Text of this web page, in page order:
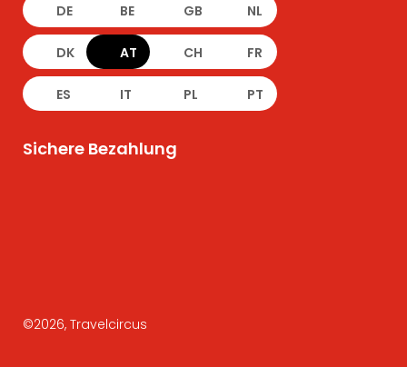
DE BE GB NL
DK AT CH FR
ES IT PL PT
Sichere Bezahlung
©2026, Travelcircus